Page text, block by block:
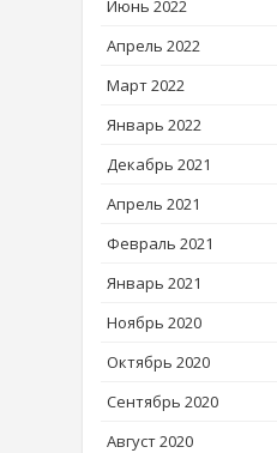
Июнь 2022
Апрель 2022
Март 2022
Январь 2022
Декабрь 2021
Апрель 2021
Февраль 2021
Январь 2021
Ноябрь 2020
Октябрь 2020
Сентябрь 2020
Август 2020